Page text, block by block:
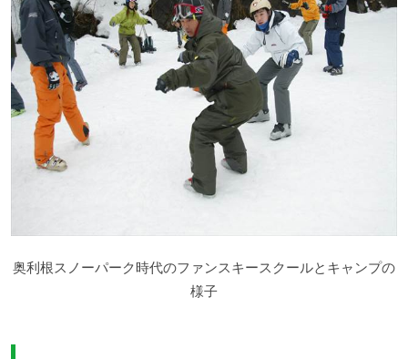
奥利根スノーパーク時代のファンスキースクールとキャンプの
様子